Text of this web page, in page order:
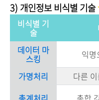
3) 개인정보 비식별 기술
비식별 기
술
데이터 마
스킹 익명
가명처리
다른